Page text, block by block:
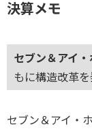
決算メモ
セブン＆アイ
もに構造改革
セブン＆アイ・